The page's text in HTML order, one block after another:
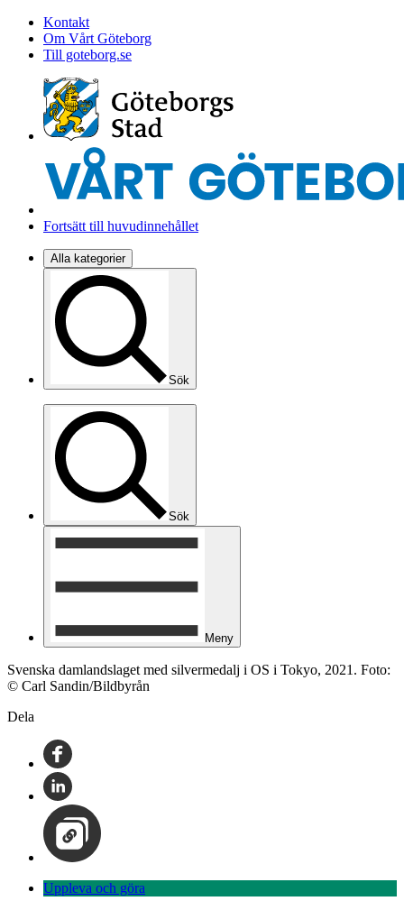
Kontakt
Om Vårt Göteborg
Till goteborg.se
Fortsätt till huvudinnehållet
Alla kategorier
Sök
Sök
Meny
Svenska damlandslaget med silvermedalj i OS i Tokyo, 2021. Foto:
© Carl Sandin/Bildbyrån
Dela
Uppleva och göra